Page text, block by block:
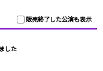
販売終了した公演も表示
した